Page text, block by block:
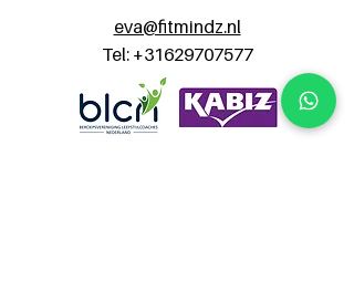
eva@fitmindz.nl
Tel: +31629707577